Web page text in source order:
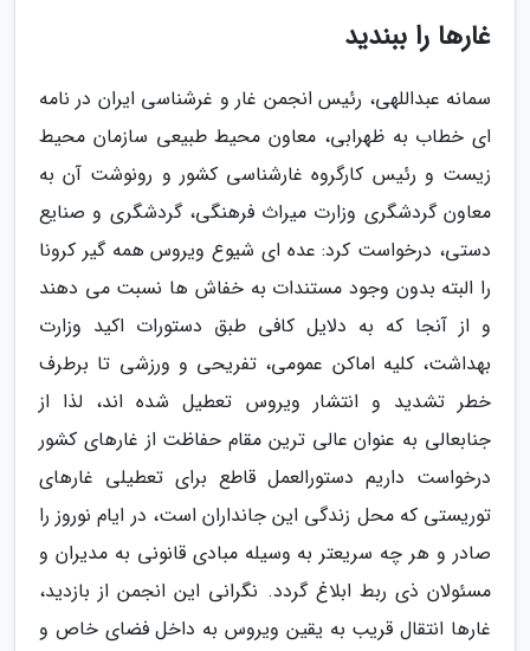
غارها را ببندید
سمانه عبداللهی، رئیس انجمن غار و غرشناسی ایران در نامه
ای خطاب به ظهرابی، معاون محیط طبیعی سازمان محیط
زیست و رئیس کارگروه غارشناسی کشور و رونوشت آن به
معاون گردشگری وزارت میراث فرهنگی، گردشگری و صنایع
دستی، درخواست کرد: عده ای شیوع ویروس همه گیر کرونا
را البته بدون وجود مستندات به خفاش ها نسبت می دهند
و از آنجا که به دلایل کافی طبق دستورات اکید وزارت
بهداشت، کلیه اماکن عمومی، تفریحی و ورزشی تا برطرف
خطر تشدید و انتشار ویروس تعطیل شده اند، لذا از
جنابعالی به عنوان عالی ترین مقام حفاظت از غارهای کشور
درخواست داریم دستورالعمل قاطع برای تعطیلی غارهای
توریستی که محل زندگی این جانداران است، در ایام نوروز را
صادر و هر چه سریعتر به وسیله مبادی قانونی به مدیران و
مسئولان ذی ربط ابلاغ گردد. نگرانی این انجمن از بازدید،
غارها انتقال قریب به یقین ویروس به داخل فضای خاص و